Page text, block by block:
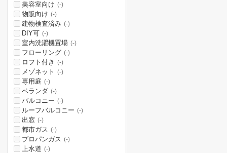
美容室向け (-)
物販向け (-)
建物検査済み (-)
DIY可 (-)
室内洗濯機置場 (-)
フローリング (-)
ロフト付き (-)
メゾネット (-)
専用庭 (-)
ベランダ (-)
バルコニー (-)
ルーフバルコニー (-)
出窓 (-)
都市ガス (-)
プロパンガス (-)
上水道 (-)